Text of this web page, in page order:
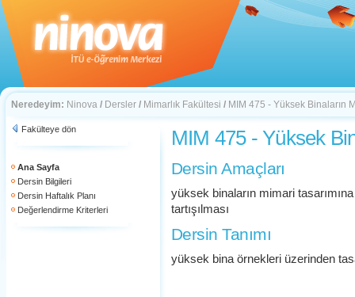
Neredeyim: Ninova / Dersler / Mimarlık Fakültesi / MIM 475 - Yüksek Binaların
Fakülteye dön
Ana Sayfa
Dersin Bilgileri
Dersin Haftalık Planı
Değerlendirme Kriterleri
MIM 475 - Yüksek
Dersin Amaçları
yüksek binaların mimari
tartışılması
Dersin Tanımı
yüksek bina örnekleri üzerinden